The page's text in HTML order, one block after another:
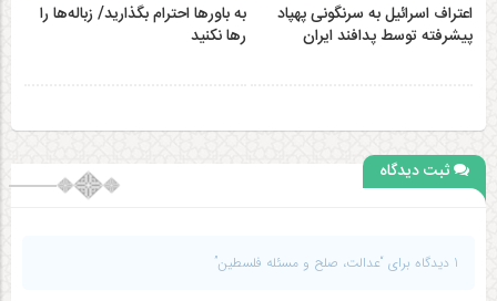
اعتراف اسرائیل به سرنگونی پهپاد
پیشرفته توسط پدافند ایران
به باورها احترام بگذارید/ زباله‌ها را
رها نکنید
ثبت دیدگاه
1 دیدگاه برای “عدالت، صلح و مسئله فلسطین”